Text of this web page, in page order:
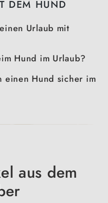
DEM HUND
Urlaub mit
Hund im Urlaub?
einen Hund sicher im
aus dem